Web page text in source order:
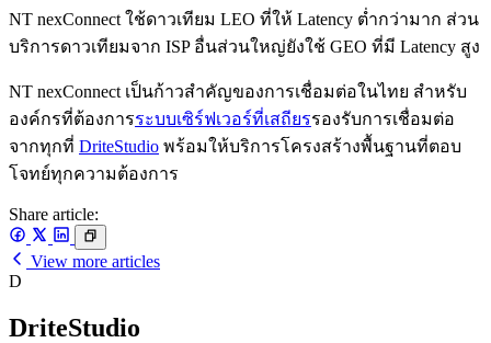
NT nexConnect ใช้ดาวเทียม LEO ที่ให้ Latency ต่ำกว่ามาก ส่วน
บริการดาวเทียมจาก ISP อื่นส่วนใหญ่ยังใช้ GEO ที่มี Latency สูง
NT nexConnect เป็นก้าวสำคัญของการเชื่อมต่อในไทย สำหรับ
องค์กรที่ต้องการระบบเซิร์ฟเวอร์ที่เสถียรรองรับการเชื่อมต่อ
จากทุกที่ DriteStudio พร้อมให้บริการโครงสร้างพื้นฐานที่ตอบ
โจทย์ทุกความต้องการ
Share article:
View more articles
D
DriteStudio